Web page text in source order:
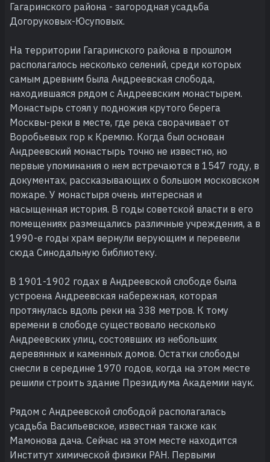
Гагаринского района - загородная усадьба
Догоруковых-Юсуповых.
На территории Гагаринского района в прошлом
располагалось несколько селений, среди которых
самым древним была Андреевская слобода,
находившаяся рядом с Андреевским монастырем.
Монастырь стоял у подножия крутого берега
Москвы-реки в месте, где река сворачивает от
Воробьевых гор к Кремлю. Когда был основан
Андреевский монастырь точно не известно, но
первые упоминания о нем встречаются в 1547 году, в
документах, рассказывающих о большом московском
пожаре. У монастыря очень интересная и
насыщенная история. В годы советской власти в его
помещениях размещались различные учреждения, а в
1990-е годы храм вернули верующим и перевели
сюда Синодальную библиотеку.
В 1901-1902 годах в Андреевской слободе была
устроена Андреевская набережная, которая
протянулась вдоль реки на 338 метров. К тому
времени в слободе существовало несколько
Андреевских улиц, состоявших из небольших
деревянных и каменных домов. Остатки слободы
снесли в середине 1970 годов, когда на этом месте
решили строить здание Президиума Академии наук.
Рядом с Андреевской слободой располагалась
усадьба Васильевское, известная также как
Мамонова дача. Сейчас на этом месте находится
Институт химической физики РАН. Первыми